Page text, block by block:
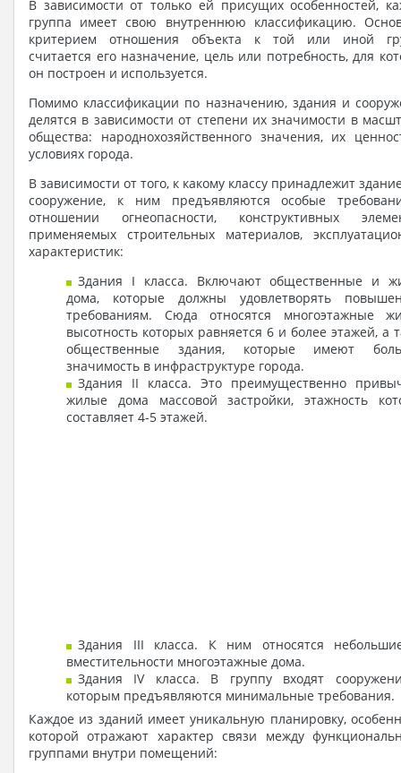
В зависимости от только ей присущих особенностей,
группа имеет свою внутреннюю классификацию.
критерием отношения объекта к той или иной
считается его назначение, цель или потребность, для
он построен и используется.
Помимо классификации по назначению, здания и
делятся в зависимости от степени их значимости в
общества: народнохозяйственного значения, их
условиях города.
В зависимости от того, к какому классу принадлежит
сооружение, к ним предъявляются особые
отношении огнеопасности, конструктивных
применяемых строительных материалов,
характеристик:
Здания I класса. Включают общественные и
дома, которые должны удовлетворять
требованиям. Сюда относятся многоэтажные
высотность которых равняется 6 и более этажей, а
общественные здания, которые имеют
значимость в инфраструктуре города.
Здания II класса. Это преимущественно
жилые дома массовой застройки, этажность
составляет 4-5 этажей.
Здания III класса. К ним относятся
вместительности многоэтажные дома.
Здания IV класса. В группу входят
которым предъявляются минимальные требования.
Каждое из зданий имеет уникальную планировку,
которой отражают характер связи между
группами внутри помещений: